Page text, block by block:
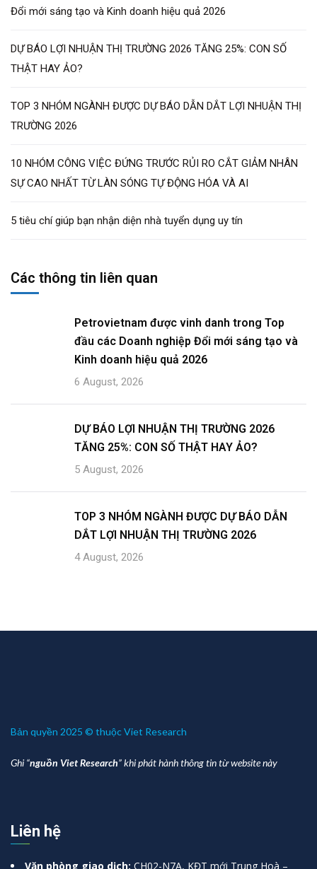
Đổi mới sáng tạo và Kinh doanh hiệu quả 2026
DỰ BÁO LỢI NHUẬN THỊ TRƯỜNG 2026 TĂNG 25%: CON SỐ
THẬT HAY ẢO?
TOP 3 NHÓM NGÀNH ĐƯỢC DỰ BÁO DẪN DẮT LỢI NHUẬN THỊ
TRƯỜNG 2026
10 NHÓM CÔNG VIỆC ĐỨNG TRƯỚC RỦI RO CẮT GIẢM NHÂN
SỰ CAO NHẤT TỪ LÀN SÓNG TỰ ĐỘNG HÓA VÀ AI
5 tiêu chí giúp bạn nhận diện nhà tuyển dụng uy tín
Các thông tin liên quan
Petrovietnam được vinh danh trong Top
đầu các Doanh nghiệp Đổi mới sáng tạo và
Kinh doanh hiệu quả 2026
6 August, 2026
DỰ BÁO LỢI NHUẬN THỊ TRƯỜNG 2026
TĂNG 25%: CON SỐ THẬT HAY ẢO?
5 August, 2026
TOP 3 NHÓM NGÀNH ĐƯỢC DỰ BÁO DẪN
DẮT LỢI NHUẬN THỊ TRƯỜNG 2026
4 August, 2026
Bản quyền 2025 © thuộc Viet Research
Ghi “nguồn Viet Research” khi phát hành thông tin từ website này
Liên hệ
Văn phòng giao dịch: CH02-N7A, KĐT mới Trung Hoà –